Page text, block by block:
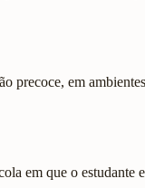
precoce, em
em que o estudante